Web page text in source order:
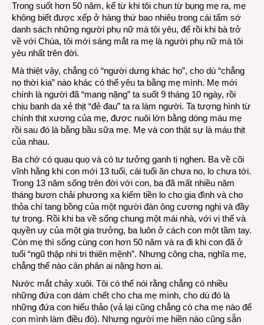
Trong suốt hơn 50 năm, kể từ khi tôi chun từ bụng mẹ ra, mẹ
không biết được xếp ở hàng thứ bao nhiêu trong cái tấm sớ
danh sách những người phụ nữ mà tôi yêu, để rồi khi bà trở
về với Chúa, tôi mới sáng mắt ra mẹ là người phụ nữ mà tôi
yêu nhất trên đời.
Mà thiệt vậy, chẳng có “người dưng khác họ”, cho dù “chẳng
nọ thời kia” nào khác có thể yêu ta bằng mẹ mình. Mẹ mới
chính là người đã “mang nặng” ta suốt 9 tháng 10 ngày, rồi
chịu banh da xẻ thịt “đẻ đau” ta ra làm người. Ta tượng hình từ
chính thịt xương của mẹ, được nuôi lớn bằng dòng máu mẹ
rồi sau đó là bằng bầu sữa mẹ. Mẹ và con thật sự là máu thịt
của nhau.
Ba chớ có quạu quọ và có tư tưởng ganh tị nghen. Ba về cõi
vĩnh hằng khi con mới 13 tuổi, cái tuổi ăn chưa no, lo chưa tới.
Trong 13 năm sống trên đời với con, ba đã mất nhiều năm
tháng bươn chải phương xa kiếm tiền lo cho gia đình và cho
thỏa chí tang bồng của một người đàn ông cương nghị và đầy
tự trọng. Rồi khi ba về sống chung một mái nhà, với vị thế và
quyền uy của một gia trưởng, ba luôn ở cách con một tầm tay.
Còn mẹ thì sống cùng con hơn 50 năm và ra đi khi con đã ở
tuổi “ngũ thập nhi tri thiên mệnh”. Nhưng công cha, nghĩa mẹ,
chẳng thể nào cân phân ai nặng hơn ai.
Nước mắt chảy xuôi. Tôi có thể nói rằng chẳng có nhiều
những đứa con dám chết cho cha mẹ mình, cho dù đó là
những đứa con hiếu thảo (vả lại cũng chẳng có cha mẹ nào để
con mình làm điều đó). Nhưng người mẹ hiền nào cũng sẵn